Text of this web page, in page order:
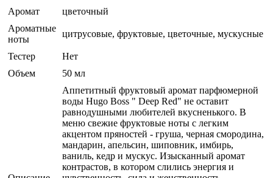
Аромат
цветочный
Ароматные
ноты
цитрусовые, фруктовые, цветочные, мускусные
Тестер
Нет
Объем
50 мл
Аппетитный фруктовый аромат парфюмерной
воды Hugo Boss " Deep Red" не оставит
равнодушными любителей вкусненького. В
меню свежие фруктовые ноты с легким
акцентом пряностей - груша, черная смородина,
мандарин, апельсин, шиповник, имбирь,
ваниль, кедр и мускус. Изысканный аромат
контрастов, в котором слились энергия и